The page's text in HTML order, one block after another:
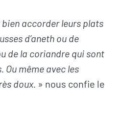
accorder leurs plats
d’aneth ou de
de la coriandre qui sont
même avec les
doux. » nous confie le